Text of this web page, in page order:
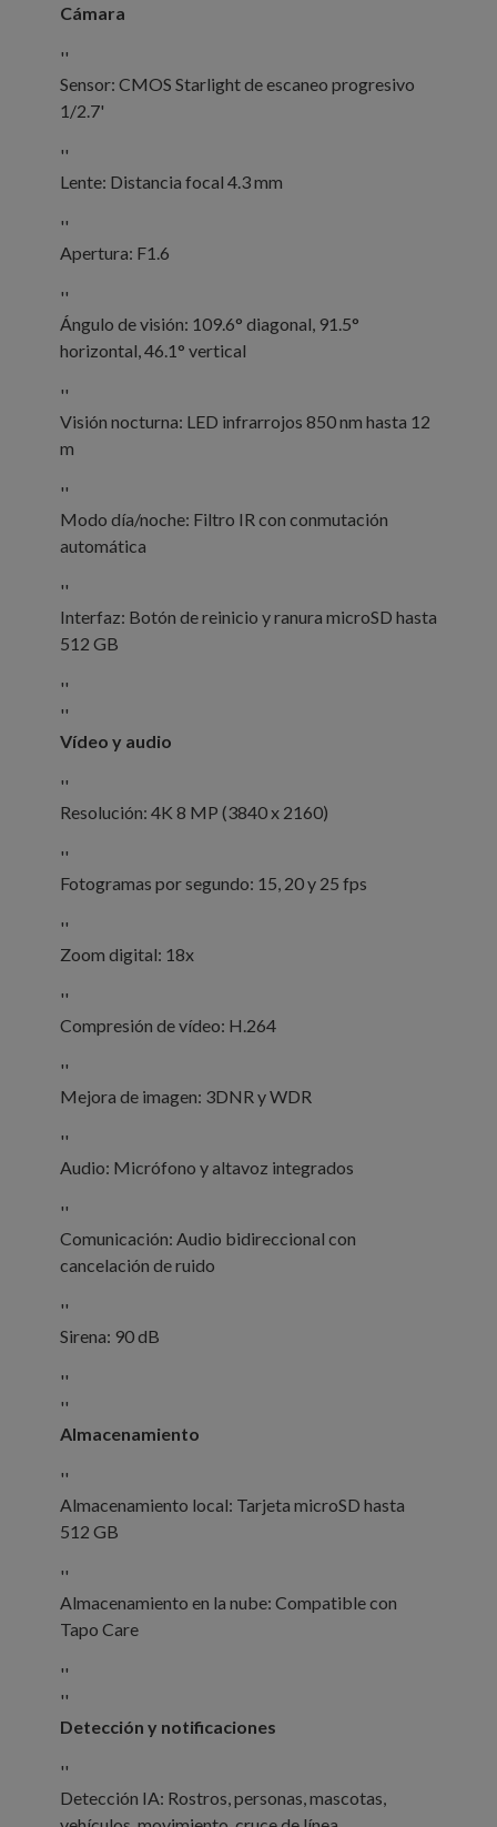
Cámara
''
Sensor: CMOS Starlight de escaneo progresivo
1/2.7'
''
Lente: Distancia focal 4.3 mm
''
Apertura: F1.6
''
Ángulo de visión: 109.6° diagonal, 91.5°
horizontal, 46.1° vertical
''
Visión nocturna: LED infrarrojos 850 nm hasta 12
m
''
Modo día/noche: Filtro IR con conmutación
automática
''
Interfaz: Botón de reinicio y ranura microSD hasta
512 GB
''
''
Vídeo y audio
''
Resolución: 4K 8 MP (3840 x 2160)
''
Fotogramas por segundo: 15, 20 y 25 fps
''
Zoom digital: 18x
''
Compresión de vídeo: H.264
''
Mejora de imagen: 3DNR y WDR
''
Audio: Micrófono y altavoz integrados
''
Comunicación: Audio bidireccional con
cancelación de ruido
''
Sirena: 90 dB
''
''
Almacenamiento
''
Almacenamiento local: Tarjeta microSD hasta
512 GB
''
Almacenamiento en la nube: Compatible con
Tapo Care
''
''
Detección y notificaciones
''
Detección IA: Rostros, personas, mascotas,